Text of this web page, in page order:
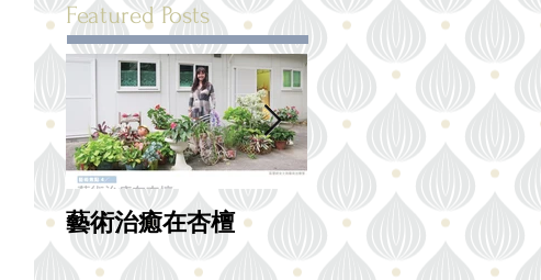
Featured Posts
藝術治癒在杏檀
【愛的教育】全港唯
駐校治療師 香港缺